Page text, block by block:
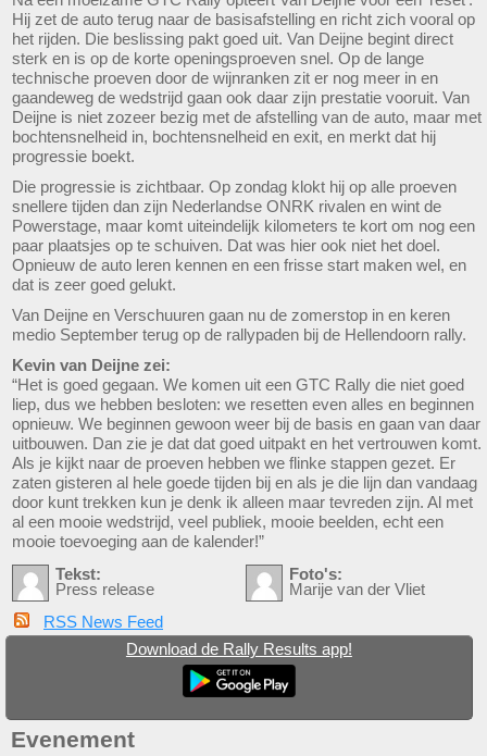
Hij zet de auto terug naar de basisafstelling en richt zich vooral op
het rijden. Die beslissing pakt goed uit. Van Deijne begint direct
sterk en is op de korte openingsproeven snel. Op de lange
technische proeven door de wijnranken zit er nog meer in en
gaandeweg de wedstrijd gaan ook daar zijn prestatie vooruit. Van
Deijne is niet zozeer bezig met de afstelling van de auto, maar met
bochtensnelheid in, bochtensnelheid en exit, en merkt dat hij
progressie boekt.
Die progressie is zichtbaar. Op zondag klokt hij op alle proeven
snellere tijden dan zijn Nederlandse ONRK rivalen en wint de
Powerstage, maar komt uiteindelijk kilometers te kort om nog een
paar plaatsjes op te schuiven. Dat was hier ook niet het doel.
Opnieuw de auto leren kennen en een frisse start maken wel, en
dat is zeer goed gelukt.
Van Deijne en Verschuuren gaan nu de zomerstop in en keren
medio September terug op de rallypaden bij de Hellendoorn rally.
Kevin van Deijne zei:
“Het is goed gegaan. We komen uit een GTC Rally die niet goed
liep, dus we hebben besloten: we resetten even alles en beginnen
opnieuw. We beginnen gewoon weer bij de basis en gaan van daar
uitbouwen. Dan zie je dat dat goed uitpakt en het vertrouwen komt.
Als je kijkt naar de proeven hebben we flinke stappen gezet. Er
zaten gisteren al hele goede tijden bij en als je die lijn dan vandaag
door kunt trekken kun je denk ik alleen maar tevreden zijn. Al met
al een mooie wedstrijd, veel publiek, mooie beelden, echt een
mooie toevoeging aan de kalender!”
Tekst:
Press release
Foto's:
Marije van der Vliet
RSS News Feed
Download de Rally Results app!
Evenement